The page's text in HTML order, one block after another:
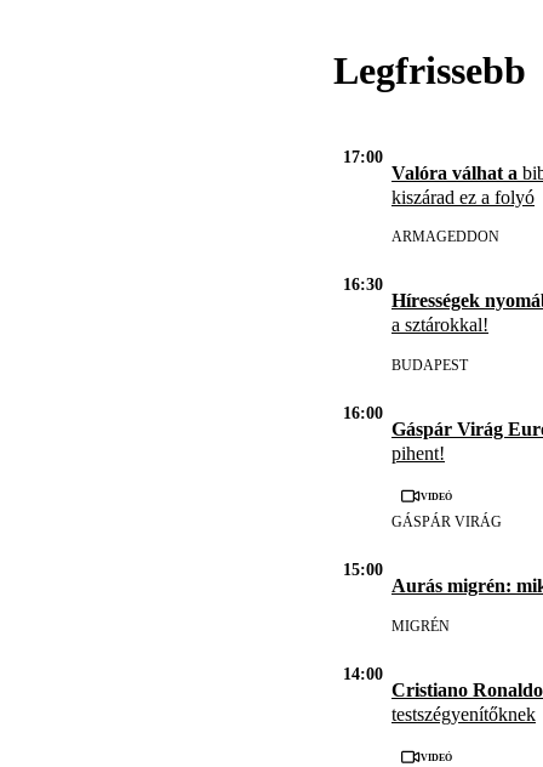
Legfrissebb
17:00
Valóra válhat a
kiszárad ez a folyó
ARMAGEDDON
16:30
Hírességek
a sztárokkal!
BUDAPEST
16:00
Gáspár Virág
pihent!
Videó
GÁSPÁR VIRÁG
15:00
Aurás migrén:
MIGRÉN
14:00
Cristiano
testszégyenítőknek
Videó